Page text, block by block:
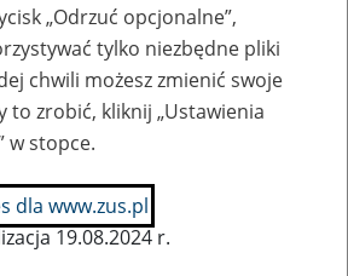
„Odrzuć opcjonalne”,
tylko niezbędne pliki
chwili możesz zmienić swoje
to zrobić, kliknij „Ustawienia
w stopce.
dla www.zus.pl
19.08.2024 r.